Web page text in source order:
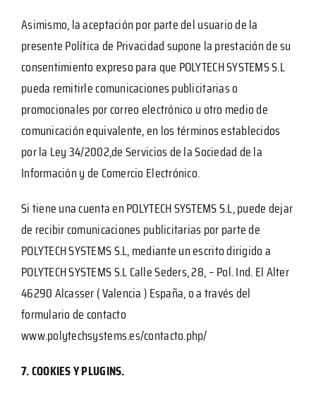
Asimismo, la aceptación por parte del usuario de la
presente Política de Privacidad supone la prestación de su
consentimiento expreso para que POLYTECH SYSTEMS S.L
pueda remitirle comunicaciones publicitarias o
promocionales por correo electrónico u otro medio de
comunicación equivalente, en los términos establecidos
por la Ley 34/2002,de Servicios de la Sociedad de la
Información y de Comercio Electrónico.
Si tiene una cuenta en POLYTECH SYSTEMS S.L, puede dejar
de recibir comunicaciones publicitarias por parte de
POLYTECH SYSTEMS S.L, mediante un escrito dirigido a
POLYTECH SYSTEMS S.L Calle Seders, 28, – Pol. Ind. El Alter
46290 Alcasser ( Valencia ) España, o a través del
formulario de contacto
www.polytechsystems.es/contacto.php/
7. COOKIES Y PLUGINS.